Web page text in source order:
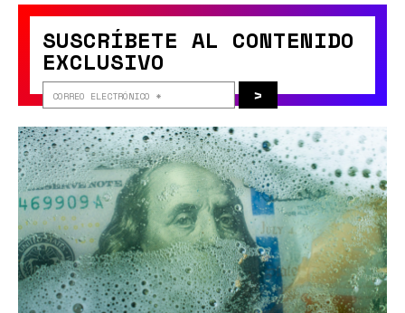
SUSCRÍBETE AL CONTENIDO
EXCLUSIVO
>